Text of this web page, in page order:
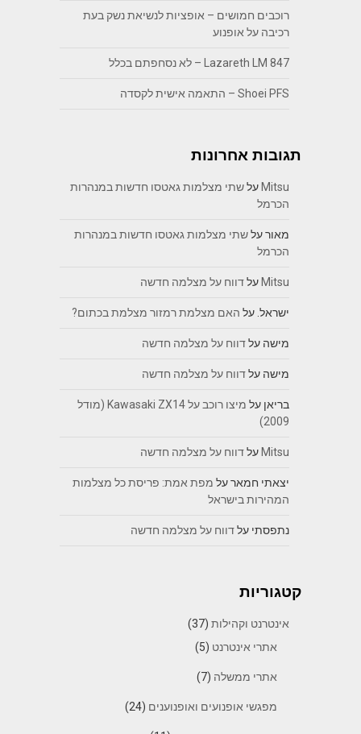
רוכבים חמושים – אופציות לנשיאת נשק בעת
רכיבה על אופנוע
Lazareth LM 847 – לא נסחפתם בכלל
Shoei PFS – התאמה אישית לקסדה
תגובות אחרונות
Mitsu עלשתי מצלמות גאטסו חדשות במנהרות
הכרמל
מאורעלשתי מצלמות גאטסו חדשות במנהרות
הכרמל
Mitsu עלדווח על מצלמה חדשה
ישראל. על האם מצלמת רמזור מצלמת בכתום?
מישה עלדווח על מצלמה חדשה
מישה עלדווח על מצלמה חדשה
בריאן על
מיצו רוכב על Kawasaki ZX14 (מודל
2009)
Mitsu עלדווח על מצלמה חדשה
יצאתי חמארעל מפת אמת: פריסת כל מצלמות
המהירות בישראל
נתפסתי עלדווח על מצלמה חדשה
קטגוריות
אינטרנט וקהילות(37)
אתרי אינטרנט (5)
אתרי ממשלה (7)
מפגשי אופנועים ואופנוענים (24)